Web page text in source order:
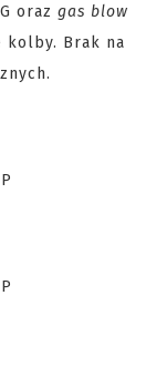
oraz gas blow
kolby. Brak na